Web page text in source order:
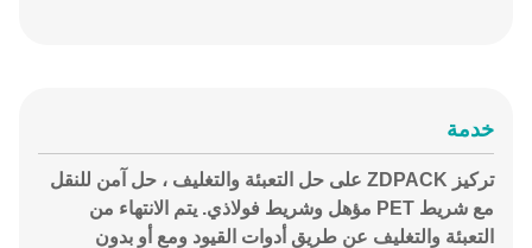
خدمة
تركيز ZDPACK على حل التعبئة والتغليف ، حل آمن للنقل
مع شريط PET مؤهل وشريط فولاذي. يتم الانتهاء من
التعبئة والتغليف عن طريق أدوات القيود ومع أو بدون